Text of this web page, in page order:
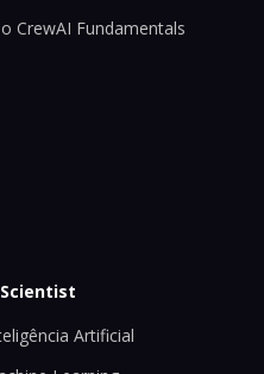
CrewAI Fundamentals
Artificial